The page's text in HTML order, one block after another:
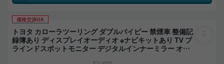
価格交渉OK
トヨタ カローラツーリング ダブルバイビー 禁煙車 整備記
録簿あり ディスプレイオーディオ ※ナビキットあり TV ブ
ラインドスポットモニター デジタルインナーミラー オー